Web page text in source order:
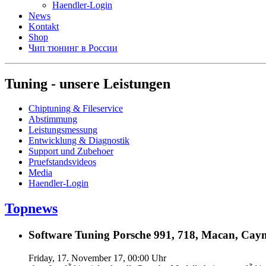
Haendler-Login
News
Kontakt
Shop
Чип тюнинг в России
Tuning - unsere Leistungen
Chiptuning & Fileservice
Abstimmung
Leistungsmessung
Entwicklung & Diagnostik
Support und Zubehoer
Pruefstandsvideos
Media
Haendler-Login
Topnews
Software Tuning Porsche 991, 718, Macan,
Friday, 17. November 17, 00:00 Uhr